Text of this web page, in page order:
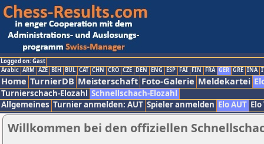
Logged on: Gast
Arabic ARM AZE BIH BUL CAT CHN CRO CZE DEN ENG ESP FAI FIN FRA GER GRE INA
Home TurnierDB Meisterschaft Foto-Galerie Meldekartei
Turnierschach-Elozahl Schnellschach-Elozahl
Allgemeines Turnier anmelden: AUT Spieler anmelden Elo AUT
Willkommen bei den offiziellen